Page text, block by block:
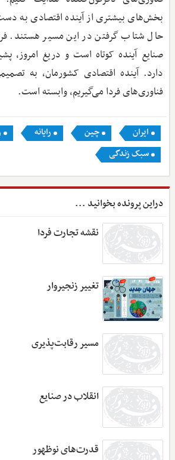
بخش‌های بیشتری از آینده اقتصادی به
حال شتاب گرفتن در این مسیر هستند.
صنایع آینده کوتاه است و دریغ امروز،
دارد. آینده اقتصادی کشورمان، به
فناوری‌های فردا می‌گیریم، وابسته است.
ایران چین رایانه
سبک زندگی
دراین پرونده بخوانید ...
نقشه تجارت فردا
تغییر زنجیروار
مسیر رقابت‌پذیری
انقلاب در صنایع
قدرت‌های نوظهور